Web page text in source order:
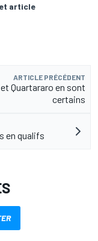
article
ARTICLE PRÉCÉDENT
Quartararo en sont
certains
en qualifs